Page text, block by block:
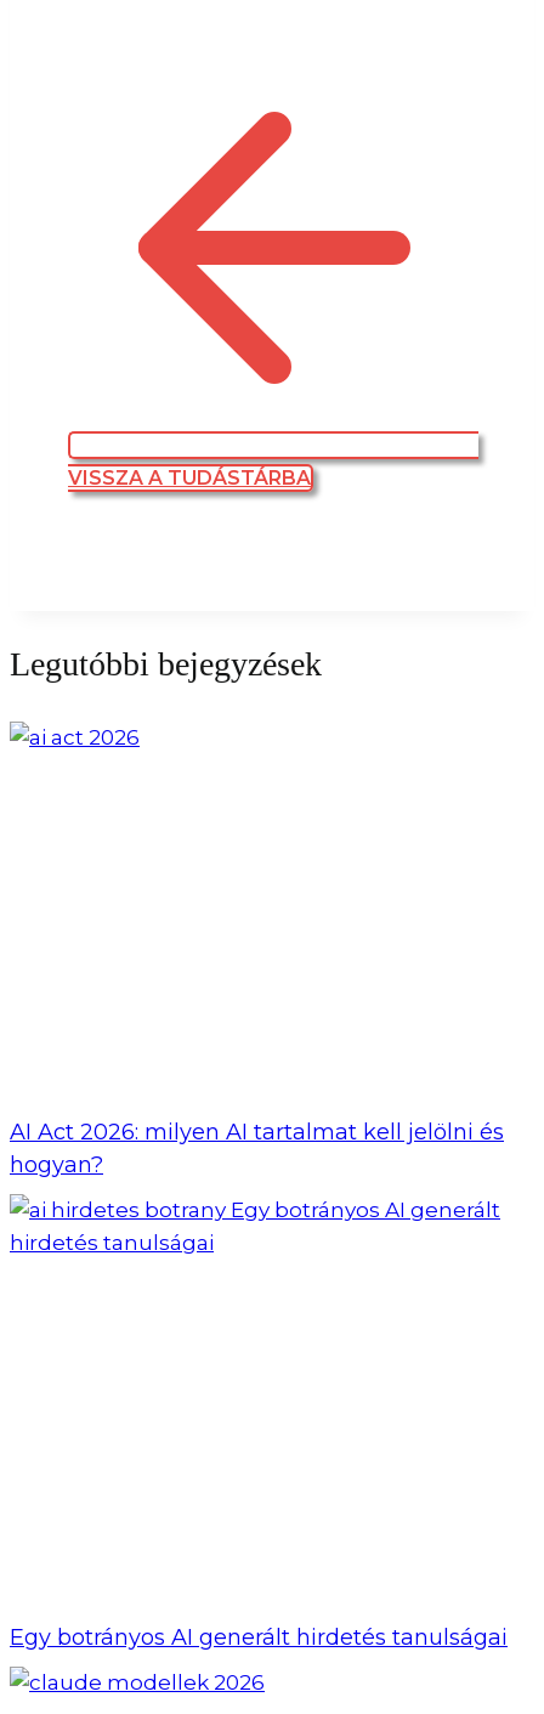
VISSZA A TUDÁSTÁRBA
Legutóbbi bejegyzések
AI Act 2026: milyen AI tartalmat kell jelölni és
hogyan?
Egy botrányos AI generált hirdetés tanulságai